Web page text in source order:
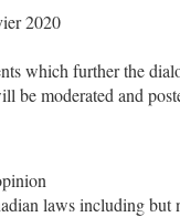
2020
which further the
be moderated and
laws including but